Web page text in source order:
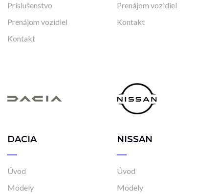
Príslušenstvo
Prenájom vozidiel
Kontakt
Prenájom vozidiel
Kontakt
DACIA
Úvod
Modely
NISSAN
Úvod
Modely